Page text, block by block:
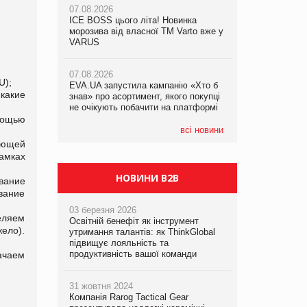
07.08.2026
ICE BOSS цього літа! Новинка
морозива від власної ТМ Varto вже у
VARUS
07.08.2026
EVA.UA запустила кампанію «Хто б
знав» про асортимент, якого покупці
не очікують побачити на платформі
всі новини
06.08.2026
Смачна новинка для хвостатих: у
VARUS з’явилися паучі Varto Paw
05.08.2026
Мережа супермаркетів VARUS купує
мережу магазинів формату
компанія налічуватиме 374 магазини
07.08.2026
Франція заборонила рекламні дзвінки
НОВИНИ B2B
03 березня 2026
Освітній бенефіт як інструмент
утримання талантів: як ThinkGlobal
підвищує лояльність та
продуктивність вашої команди
31 жовтня 2024
Компанія Rarog Tactical Gear